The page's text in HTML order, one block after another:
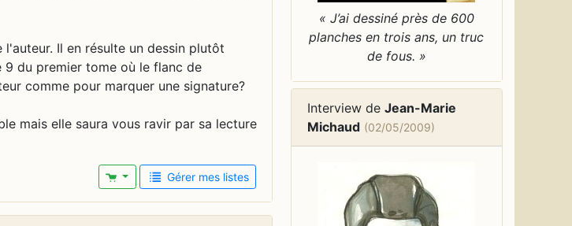
Il en résulte un dessin plutôt
9 du premier tome où le flanc de
comme pour marquer une signature?
mais elle saura vous ravir par sa lecture
Gérer mes listes
« J’ai dessiné près de 600
planches en trois ans, un truc
de fous. »
Interview de Jean-Marie
Michaud (02/05/2009)